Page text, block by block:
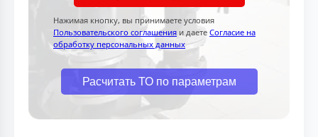
Нажимая кнопку, вы принимаете условия
Пользовательского соглашения и даете Согласие на
обработку персональных данных
Расчитать ТО по параметрам